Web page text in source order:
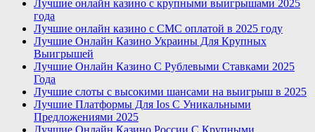
Лучшие онлайн казино с крупными выигрышами 2025
года
Лучшие онлайн казино с СМС оплатой в 2025 году
Лучшие Онлайн Казино Украины Для Крупных
Выигрышей
Лучшие Онлайн Казино С Рублевыми Ставками 2025
Года
Лучшие слоты с высокими шансами на выигрыш в 2025
Лучшие Платформы Для Ios С Уникальными
Предложениями 2025
Лучшие Онлайн Казино России С Крупными